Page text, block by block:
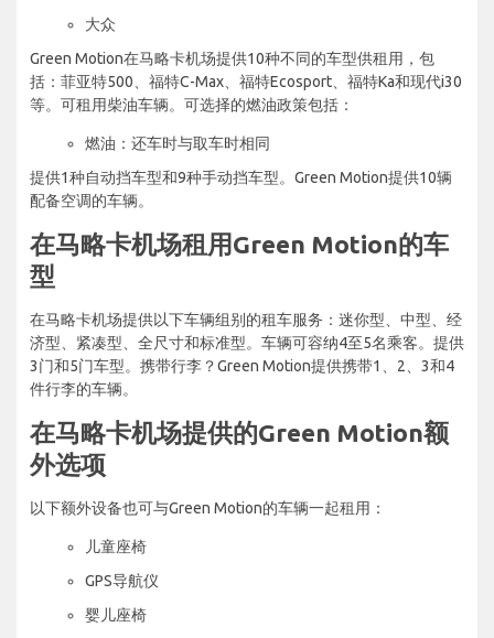
大众
Green Motion在马略卡机场提供10种不同的车型供租用，包
括：菲亚特500、福特C-Max、福特Ecosport、福特Ka和现代i30
等。可租用柴油车辆。可选择的燃油政策包括：
燃油：还车时与取车时相同
提供1种自动挡车型和9种手动挡车型。Green Motion提供10辆
配备空调的车辆。
在马略卡机场租用Green Motion的车
型
在马略卡机场提供以下车辆组别的租车服务：迷你型、中型、经
济型、紧凑型、全尺寸和标准型。车辆可容纳4至5名乘客。提供
3门和5门车型。携带行李？Green Motion提供携带1、2、3和4
件行李的车辆。
在马略卡机场提供的Green Motion额
外选项
以下额外设备也可与Green Motion的车辆一起租用：
儿童座椅
GPS导航仪
婴儿座椅